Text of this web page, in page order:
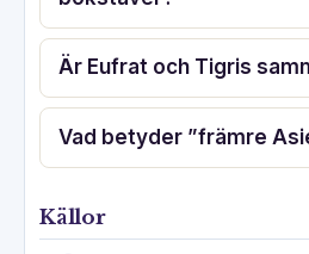
Är Eufrat och Tigris
Vad betyder ”främre
Källor